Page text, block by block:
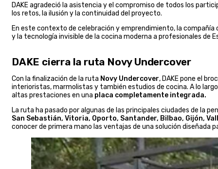
DAKE agradeció la asistencia y el compromiso de todos los
los retos, la ilusión y la continuidad del proyecto.
En este contexto de celebración y emprendimiento, la
y la tecnología invisible de la cocina moderna a profesionales de
DAKE cierra la ruta Novy Undercover
Con la finalización de la ruta Novy Undercover, DAKE pone el
interioristas, marmolistas y también estudios de cocina. A lo
altas prestaciones en una placa completamente integrada.
La ruta ha pasado por algunas de las principales ciudades de la
San Sebastián, Vitoria, Oporto, Santander, Bilbao, Gijón,
conocer de primera mano las ventajas de una solución diseñada